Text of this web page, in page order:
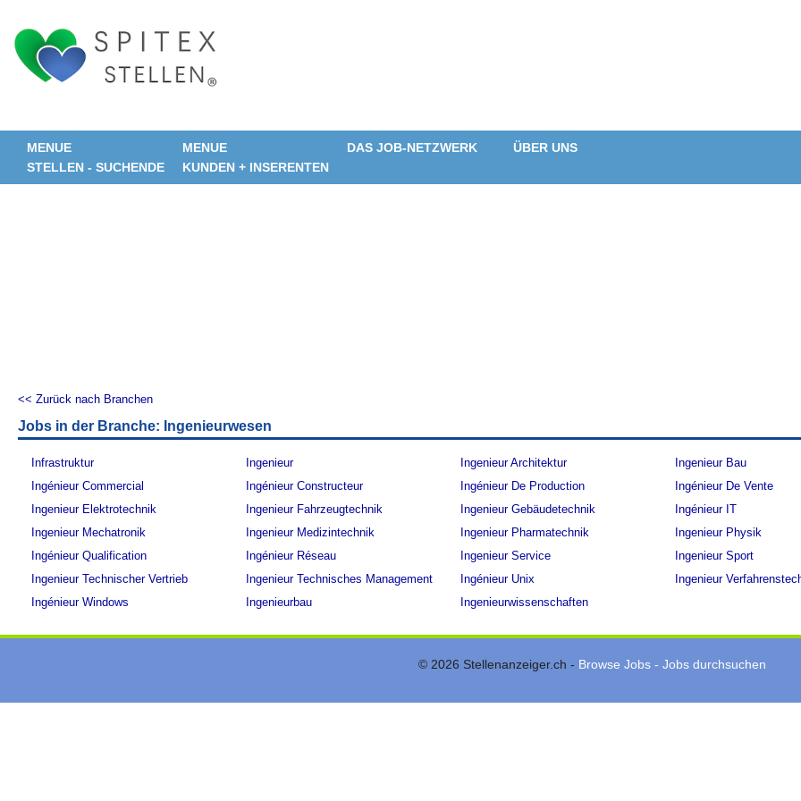
MENUE
STELLEN - SUCHENDE
MENUE
KUNDEN + INSERENTEN
DAS JOB-NETZWERK ÜBER UNS
<< Zurück nach Branchen
Jobs in der Branche: Ingenieurwesen
Infrastruktur Ingenieur Ingenieur Architektur
Ingenieur Bau
Ingénieur Commercial
Ingénieur Constructeur Ingénieur De Production
Ingénieur De Vente
Ingenieur Elektrotechnik
Ingenieur Fahrzeugtechnik Ingenieur Gebäudetechnik
Ingénieur IT
Ingenieur Mechatronik
Ingenieur Medizintechnik Ingenieur Pharmatechnik
Ingenieur Physik
Ingénieur Qualification
Ingénieur Réseau Ingenieur Service
Ingenieur Sport
Ingenieur Technischer Vertrieb
Ingenieur Technisches Management Ingénieur Unix
Ingenieur
Ingénieur Windows
Ingenieurbau Ingenieurwissenschaften
© 2026 Stellenanzeiger.ch - Browse Jobs - Jobs durchsuchen